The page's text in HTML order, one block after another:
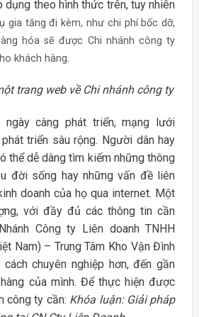
dụng theo hình thức trên, tuy nhiên
gia tăng đi kèm, như chi phí bốc dỡ,
hóa sẽ được Chi nhánh công ty
khách hàng.
trang web về Chi nhánh công ty
ngày càng phát triển, mạng lưới
triển sâu rộng. Người dân hay
thể dễ dàng tìm kiếm những thông
đời sống hay những vấn đề liên
doanh của họ qua internet. Một
với đầy đủ các thông tin cần
Công ty Liên doanh TNHH
Nam) – Trung Tâm Kho Vận Đình
chuyên nghiệp hơn, đến gần
của mình. Để thực hiện được
công ty cần: Khóa luận: Giải pháp